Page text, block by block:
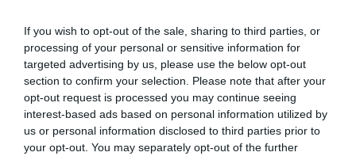
If you wish to opt-out of the sale, sharing to third parties, or
processing of your personal or sensitive information for
targeted advertising by us, please use the below opt-out
section to confirm your selection. Please note that after your
opt-out request is processed you may continue seeing
interest-based ads based on personal information utilized by
us or personal information disclosed to third parties prior to
your opt-out. You may separately opt-out of the further